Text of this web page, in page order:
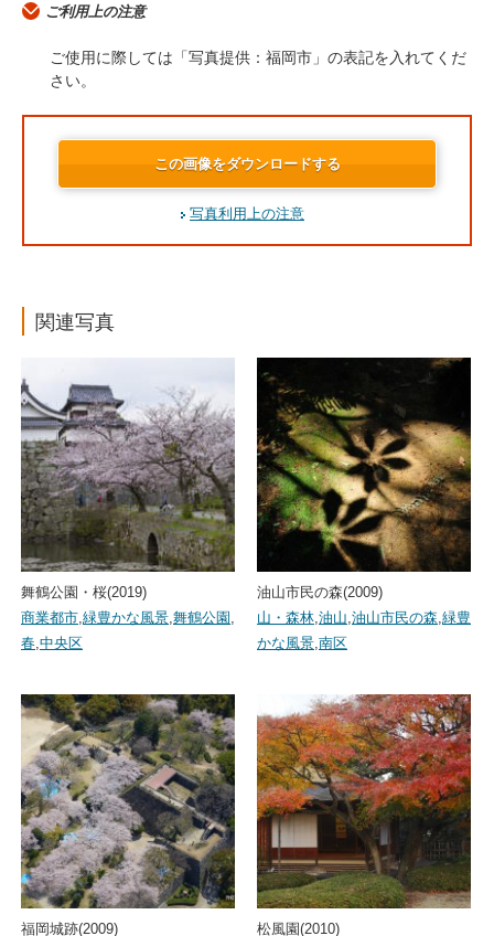
ご利用上の注意
ご使用に際しては「写真提供：福岡市」の表記を入れてくだ
さい。
この画像をダウンロードする
写真利用上の注意
関連写真
舞鶴公園・桜(2019)
商業都市,緑豊かな風景,舞鶴公園 ,
春,中央区
油山市民の森(2009)
山・森林,油山,油山市民の森,緑豊
かな風景,南区
福岡城跡(2009) 松風園(2010)